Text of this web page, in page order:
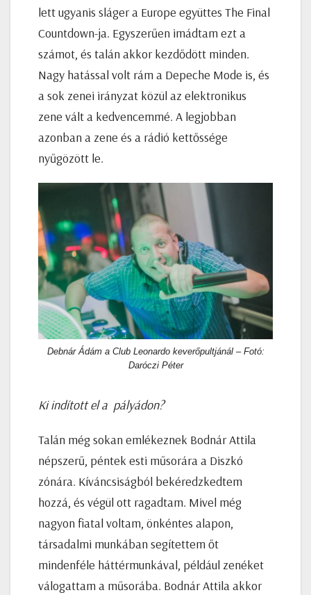
lett ugyanis sláger a Europe együttes The Final
Countdown-ja. Egyszerűen imádtam ezt a
számot, és talán akkor kezdődött minden.
Nagy hatással volt rám a Depeche Mode is, és
a sok zenei irányzat közül az elektronikus
zene vált a kedvencemmé. A legjobban
azonban a zene és a rádió kettőssége
nyűgözött le.
Debnár Ádám a Club Leonardo keverőpultjánál – Fotó:
Daróczi Péter
Ki indított el a pályádon?
Talán még sokan emlékeznek Bodnár Attila
népszerű, péntek esti műsorára a Diszkó
zónára. Kíváncsiságból bekéredzkedtem
hozzá, és végül ott ragadtam. Mivel még
nagyon fiatal voltam, önkéntes alapon,
társadalmi munkában segítettem őt
mindenféle háttérmunkával, például zenéket
válogattam a műsorába. Bodnár Attila akkor